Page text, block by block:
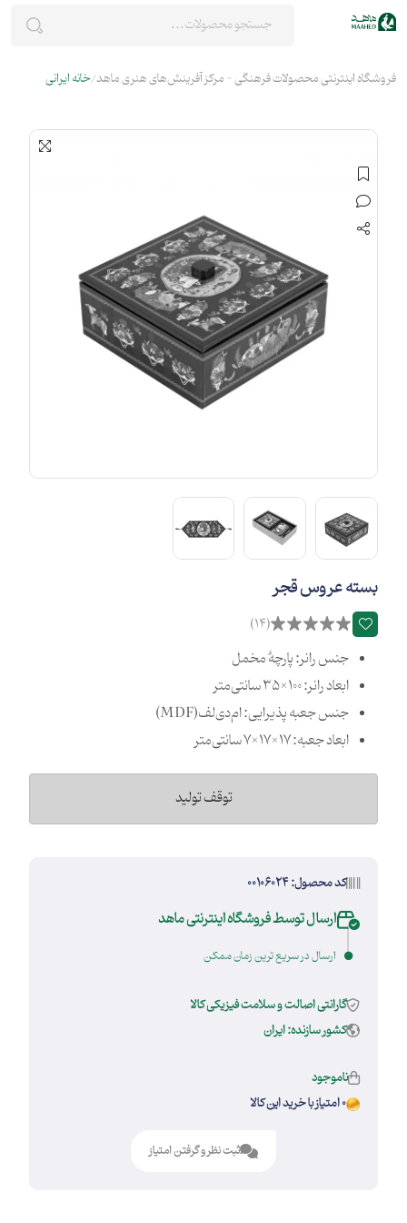
فروشگاه اینترنتی محصولات فرهنگی - مرکز آفرینش‌های هنری ماهد خانه ایرانی
بسته عروس قجر
(14)
جنس رانر: پارچۀ مخمل
ابعاد رانر: 100×35 سانتی‌متر
جنس جعبه پذیرایی: ام‌دی‌لف(MDF)
ابعاد جعبه: 17×17×7 سانتی‌متر
توقف تولید
کد محصول: 00106024
ارسال توسط فروشگاه اینترنتی ماهد
ارسال در سریع ترین زمان ممکن
گارانتی اصالت و سلامت فیزیکی کالا
کشور سازنده: ایران
ناموجود
0 امتیاز با خرید این کالا
ثبت نظر و گرفتن امتیاز